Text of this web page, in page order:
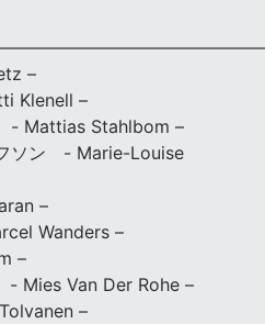
–
Klenell –
- Mattias Stahlbom –
ソン - Marie-Louise
–
Wanders –
–
- Mies Van Der Rohe –
–